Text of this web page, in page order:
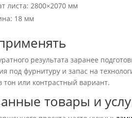
листа: 2800×2070 мм
18 мм
результата заранее
под фурнитуру и запас на
тон или контрастный вариант.
товары и